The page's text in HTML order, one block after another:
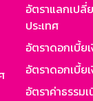
อัตราแลกเปลี่
ประเทศ
อัตราดอกเบี้ย
อัตราดอกเบี้ย
อัตราค่าธรรม